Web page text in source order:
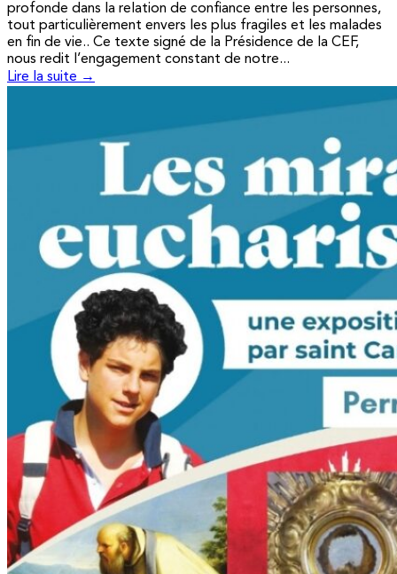
profonde dans la relation de confiance entre les personnes,
tout particulièrement envers les plus fragiles et les malades
en fin de vie.. Ce texte signé de la Présidence de la CEF,
nous redit l’engagement constant de notre...
Lire la suite →